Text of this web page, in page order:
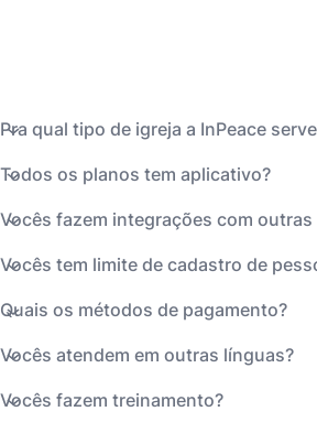
Pra qual tipo de igreja a InPeace
Todos os planos tem aplicativo?
Vocês fazem integrações com
Vocês tem limite de cadastro de
Quais os métodos de pagamento?
Vocês atendem em outras línguas?
Vocês fazem treinamento?